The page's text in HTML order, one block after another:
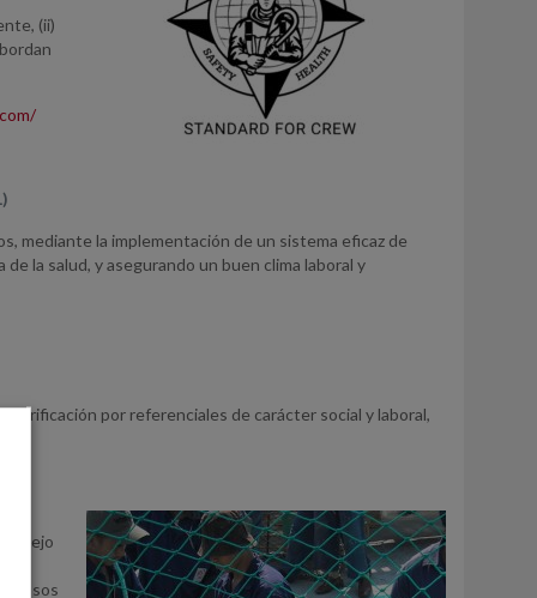
(ii)
mediante la implementación de un sistema eficaz de
la salud, y asegurando un buen clima laboral y
por referenciales de carácter social y laboral,